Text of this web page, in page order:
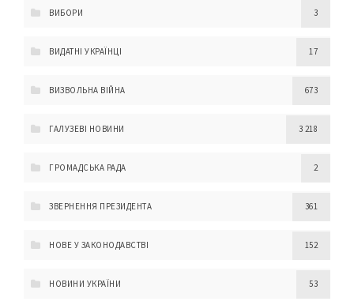
ВИБОРИ 3
ВИДАТНІ УКРАЇНЦІ 17
ВИЗВОЛЬНА ВІЙНА 673
ГАЛУЗЕВІ НОВИНИ 3 218
ГРОМАДСЬКА РАДА 2
ЗВЕРНЕННЯ ПРЕЗИДЕНТА 361
НОВЕ У ЗАКОНОДАВСТВІ 152
НОВИНИ УКРАЇНИ 53